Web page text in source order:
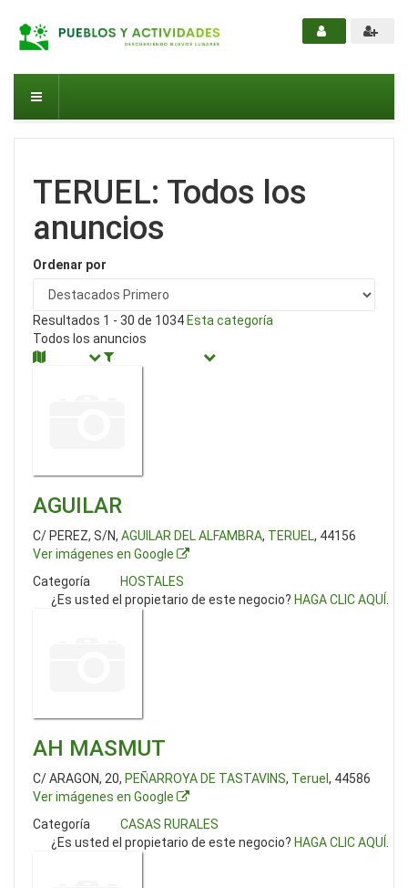
TERUEL: Todos los
anuncios
Ordenar por
Resultados 1 - 30 de 1034 Esta categoría
Todos los anuncios
AGUILAR
C/ PEREZ, S/N, AGUILAR DEL ALFAMBRA, TERUEL, 44156
Ver imágenes en Google
Categoría
HOSTALES
¿Es usted el propietario de este negocio? HAGA CLIC AQUÍ .
AH MASMUT
C/ ARAGON, 20, PEÑARROYA DE TASTAVINS, Teruel , 44586
Ver imágenes en Google
Categoría
CASAS RURALES
¿Es usted el propietario de este negocio? HAGA CLIC AQUÍ .